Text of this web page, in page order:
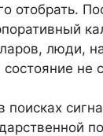
отобрать.
люди,
не